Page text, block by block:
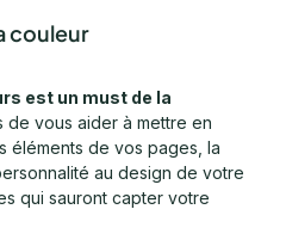
couleur
est un must de la
de vous aider à mettre en
éléments de vos pages, la
au design de votre
qui sauront capter votre